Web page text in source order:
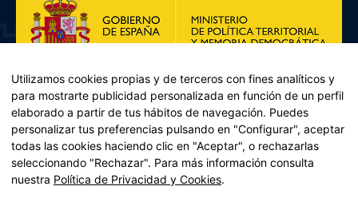
Plan de Recuperación, Transformación y Resiliencia – Financiado por
Utilizamos cookies propias y de terceros con fines analíticos y
para mostrarte publicidad personalizada en función de un perfil
elaborado a partir de tus hábitos de navegación. Puedes
personalizar tus preferencias pulsando en "Configurar", aceptar
todas las cookies haciendo clic en "Aceptar", o rechazarlas
seleccionando "Rechazar". Para más información consulta
nuestra Política de Privacidad y Cookies.